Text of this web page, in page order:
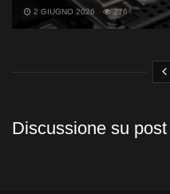
2 GIUGNO 2026 276
Discussione su post